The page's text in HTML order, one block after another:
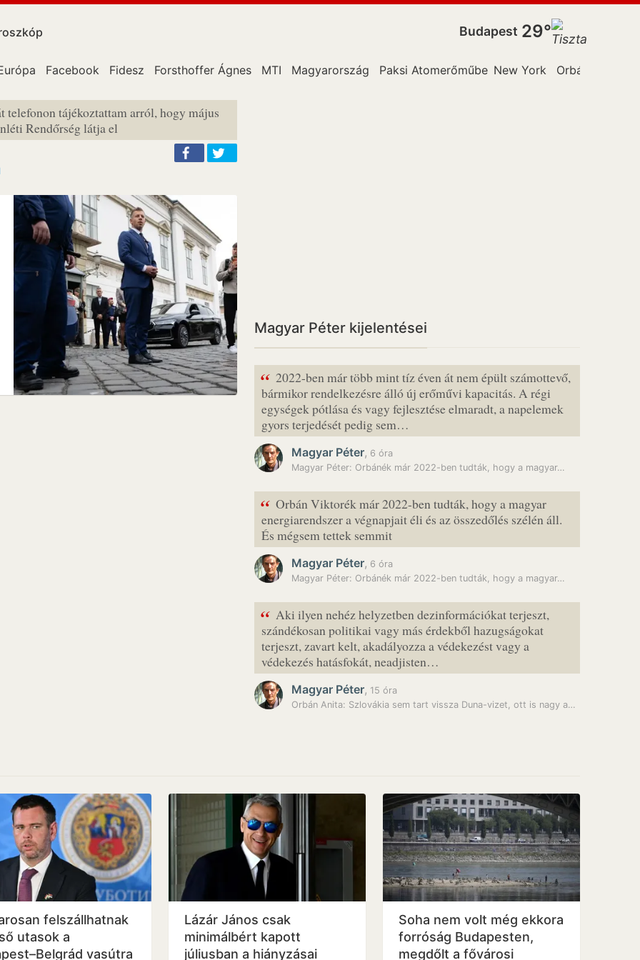
Budapest 29°
Facebook Fidesz Forsthoffer Ágnes MTI Magyarország Paksi Atomerőműben New York Orbán Anita
tájékoztattam arról, hogy május
Rendőrség látja el
Magyar Péter kijelentései
“ 2022-ben már több mint tíz éven át nem épült számottevő,
bármikor rendelkezésre álló új erőművi kapacitás. A régi
egységek pótlása és vagy fejlesztése elmaradt, a napelemek
gyors terjedését pedig sem…
Magyar Péter, 6 óra
Magyar Péter: Orbánék már 2022-ben tudták, hogy a magyar…
“ Orbán Viktorék már 2022-ben tudták, hogy a magyar
energiarendszer a végnapjait éli és az összedőlés szélén áll.
És mégsem tettek semmit
Magyar Péter, 6 óra
Magyar Péter: Orbánék már 2022-ben tudták, hogy a magyar…
“ Aki ilyen nehéz helyzetben dezinformációkat terjeszt,
szándékosan politikai vagy más érdekből hazugságokat
terjeszt, zavart kelt, akadályozza a védekezést vagy a
védekezés hatásfokát, neadjisten…
Magyar Péter, 15 óra
Orbán Anita: Szlovákia sem tart vissza Duna-vizet, ott is nagy a…
felszállhatnak
utasok a
vasútra
Lázár János csak
minimálbért kapott
júliusban a hiányzásai
Soha nem volt még ekkora
forróság Budapesten,
megdőlt a fővárosi